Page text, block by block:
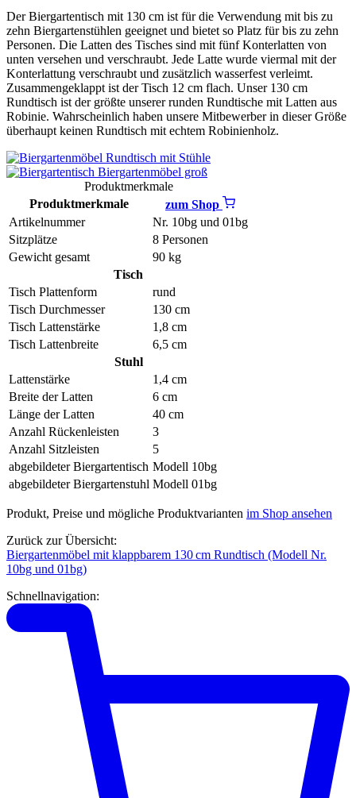
Der Biergartentisch mit 130 cm ist für die Verwendung mit bis zu
zehn Biergartenstühlen geeignet und bietet so Platz für bis zu zehn
Personen. Die Latten des Tisches sind mit fünf Konterlatten von
unten versehen und verschraubt. Jede Latte wurde viermal mit der
Konterlattung verschraubt und zusätzlich wasserfest verleimt.
Zusammengeklappt ist der Tisch 12 cm flach. Unser 130 cm
Rundtisch ist der größte unserer runden Rundtische mit Latten aus
Robinie. Wahrscheinlich haben unsere Mitbewerber in dieser Größe
überhaupt keinen Rundtisch mit echtem Robinienholz.
Produktmerkmale
Produktmerkmale
zum Shop
Artikelnummer
Nr. 10bg und 01bg
Sitzplätze
8 Personen
Gewicht gesamt
90 kg
Tisch
Tisch Plattenform
rund
Tisch Durchmesser
130 cm
Tisch Lattenstärke
1,8 cm
Tisch Lattenbreite
6,5 cm
Stuhl
Lattenstärke
1,4 cm
Breite der Latten
6 cm
Länge der Latten
40 cm
Anzahl Rückenleisten
3
Anzahl Sitzleisten
5
abgebildeter Biergartentisch Modell 10bg
abgebildeter Biergartenstuhl Modell 01bg
Produkt, Preise und mögliche Produktvarianten im Shop ansehen
Zurück zur Übersicht:
Biergartenmöbel mit klappbarem 130 cm Rundtisch (Modell Nr.
10bg und 01bg)
Schnellnavigation: